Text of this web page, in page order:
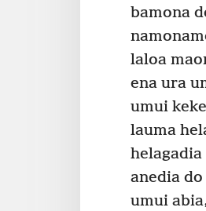
bamona
laloa
ena ura
umui
lauma
anedia
umui